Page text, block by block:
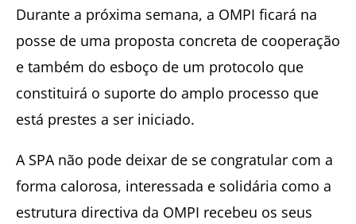
Durante a próxima semana, a OMPI ficará na
posse de uma proposta concreta de cooperação
e também do esboço de um protocolo que
constituirá o suporte do amplo processo que
está prestes a ser iniciado.
A SPA não pode deixar de se congratular com a
forma calorosa, interessada e solidária como a
estrutura directiva da OMPI recebeu os seus